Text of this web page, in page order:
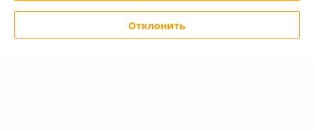
Сайт создан на платформе Deal.by
Отклонить